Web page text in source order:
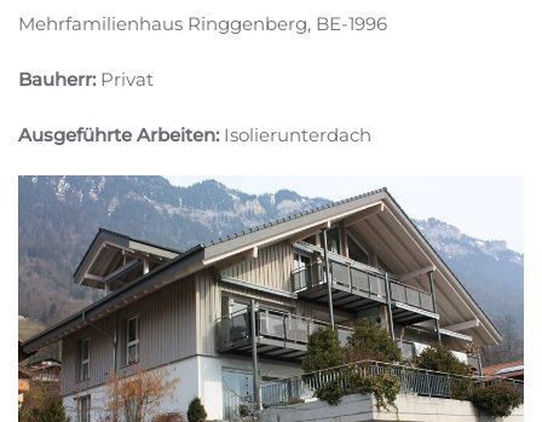
Mehrfamilienhaus Ringgenberg, BE-1996
Bauherr: Privat
Ausgeführte Arbeiten: Isolierunterdach